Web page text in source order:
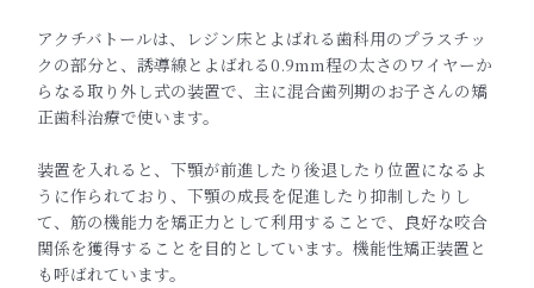
アクチバトールは、レジン床とよばれる歯科用のプラスチッ
クの部分と、誘導線とよばれる0.9mm程の太さのワイヤーか
らなる取 り外し式の装置で、主に混合歯列期のお子さんの矯
正歯科治療で使います。
装置を入れると、下顎が前進したり後退したり位置になるよ
う に作られており、下顎の成長を促進したり抑制したりし
て、筋の機能力を矯正力として利用することで、良好な咬合
関係を獲得するこ とを目的としています。機能性矯正装置と
も呼ばれています。